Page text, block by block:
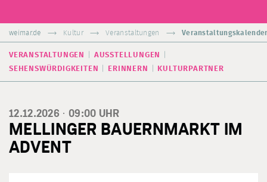
weimar.de Kultur Veranstaltungen
VERANSTALTUNGEN
AUSSTELLUNGEN
SEHENSWÜRDIGKEITEN
ERINNERN KULTURPARTNER
12.12.2026 · 09:00 UHR
MELLINGER BAUERNMARKT IM
ADVENT